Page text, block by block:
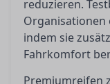
reduzieren.
Organisationen
indem sie
Fahrkomfort
Premiumreifen